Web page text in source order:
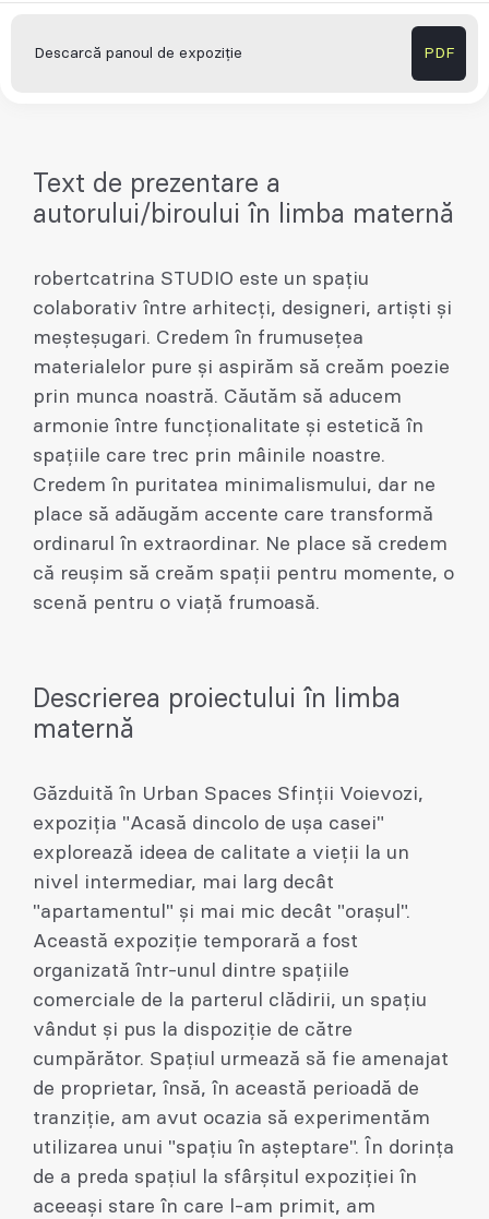
Descarcă panoul de expoziție PDF
Text de prezentare a
autorului/biroului în limba maternă
robertcatrina STUDIO este un spațiu
colaborativ între arhitecți, designeri, artiști și
meșteșugari. Credem în frumusețea
materialelor pure și aspirăm să creăm poezie
prin munca noastră. Căutăm să aducem
armonie între funcționalitate și estetică în
spațiile care trec prin mâinile noastre.
Credem în puritatea minimalismului, dar ne
place să adăugăm accente care transformă
ordinarul în extraordinar. Ne place să credem
că reușim să creăm spații pentru momente, o
scenă pentru o viață frumoasă.
Descrierea proiectului în limba
maternă
Găzduită în Urban Spaces Sfinții Voievozi,
expoziția "Acasă dincolo de ușa casei"
explorează ideea de calitate a vieții la un
nivel intermediar, mai larg decât
"apartamentul" și mai mic decât "orașul".
Această expoziție temporară a fost
organizată într-unul dintre spațiile
comerciale de la parterul clădirii, un spațiu
vândut și pus la dispoziție de către
cumpărător. Spațiul urmează să fie amenajat
de proprietar, însă, în această perioadă de
tranziție, am avut ocazia să experimentăm
utilizarea unui "spațiu în așteptare". În dorința
de a preda spațiul la sfârșitul expoziției în
aceeași stare în care l-am primit, am